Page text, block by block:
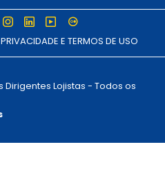
E TERMOS DE USO
Lojistas - Todos os